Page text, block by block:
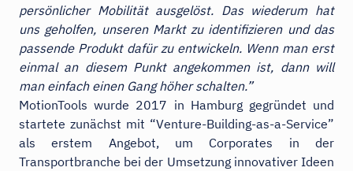
persönlicher Mobilität ausgelöst. Das wiederum hat
uns geholfen, unseren Markt zu identifizieren und das
passende Produkt dafür zu entwickeln. Wenn man erst
einmal an diesem Punkt angekommen ist, dann will
man einfach einen Gang höher schalten.”
MotionTools wurde 2017 in Hamburg gegründet und
startete zunächst mit “Venture-Building-as-a-Service”
als erstem Angebot, um Corporates in der
Transportbranche bei der Umsetzung innovativer Ideen